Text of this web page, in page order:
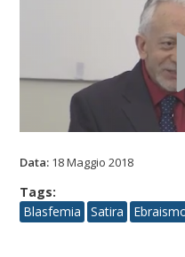
Data: 18 Maggio 2018
Tags:
Blasfemia
Satira